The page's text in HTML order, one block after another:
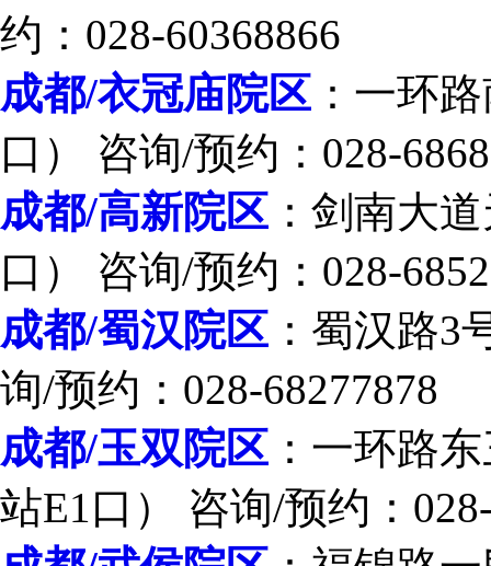
约：028-60368866
成都/衣冠庙院区 ：一环
口） 咨询/预约：028-
成都/高新院区 ：剑南大
口） 咨询/预约：028-
成都/蜀汉院区 ：蜀汉路3
询/预约：028-68277878
成都/玉双院区 ：一环路
站E1口） 咨询/预约：